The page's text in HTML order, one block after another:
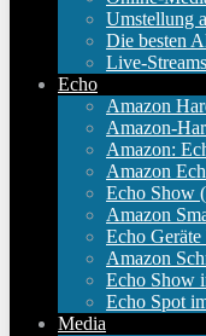
Umstellung
Die besten
Live-Streams
Echo
Amazon
Amazon-
Amazon:
Amazon
Echo Show
Amazon
Echo
Amazon
Echo Show
Echo Spot
Media